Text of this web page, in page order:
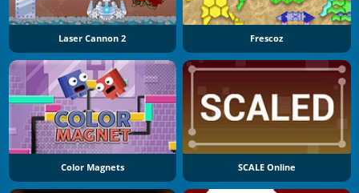
Laser Cannon 2 Frescoz
Color Magnets SCALE Online